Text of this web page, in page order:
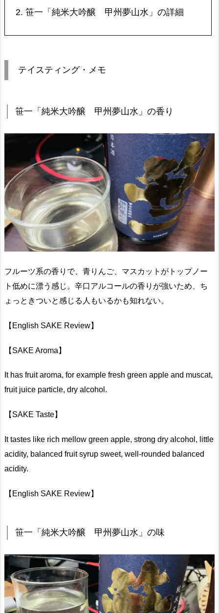
2. 笹一「純米大吟醸 甲州夢山水」の詳細
テイスティング・メモ
笹一「純米大吟醸 甲州夢山水」の香り
フルーツ系の香りで、青りんご、マスカットがトップノー
ト低めに漂う感じ。辛口アルコールの香りが強いため、ち
ょっときついと感じる人もいるかも知れない。
【English SAKE Review】
【SAKE Aroma】
It has fruit aroma, for example fresh green apple and muscat,
fruit juice particle, dry alcohol.
【SAKE Taste】
It tastes like rich mellow green apple, strong dry alcohol, little
acidity, balanced fruit syrup sweet, well-rounded balanced
acidity.
【English SAKE Review】
笹一「純米大吟醸 甲州夢山水」の味